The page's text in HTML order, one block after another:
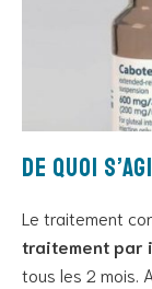
De quoi
Le traitement
traitement par
tous les 2 mois.